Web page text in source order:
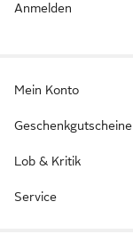
Anmelden
Mein Konto
Geschenkgutscheine
Lob & Kritik
Service